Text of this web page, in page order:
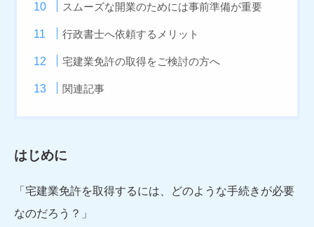
スムーズな開業のためには事前準備が重要
行政書士へ依頼するメリット
宅建業免許の取得をご検討の方へ
関連記事
はじめに
「宅建業免許を取得するには、どのような手続きが必要
なのだろう？」